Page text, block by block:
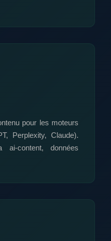
pour les moteurs
Perplexity, Claude).
ai-content, données